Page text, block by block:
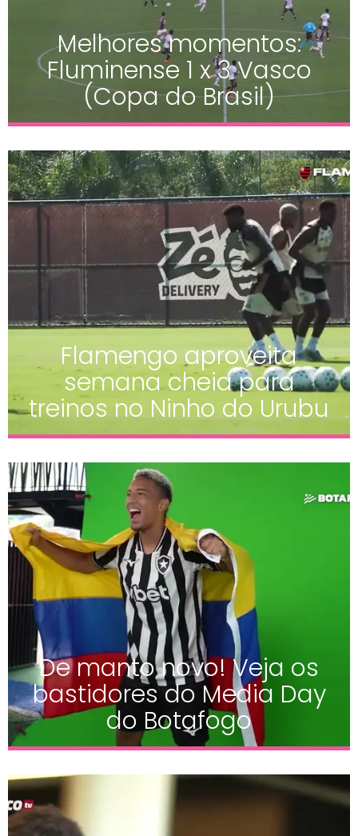
Melhores momentos:
Fluminense 1 x 3 Vasco
(Copa do Brasil)
Flamengo aproveita
semana cheia para
treinos no Ninho do Urubu
De manto novo! Veja os
bastidores do Media Day
do Botafogo